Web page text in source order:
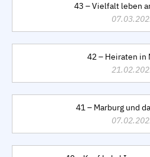
43 – Vielfalt leben
42 – Heiraten in
41 – Marburg und